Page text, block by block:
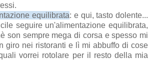
equilibrata: e qui, tasto dolente...
seguire un'alimentazione equilibrata,
son sempre mega di corsa e spesso mi
giro nei ristoranti e lì mi abbuffo di cose
vorrei rotolare per il resto della mia